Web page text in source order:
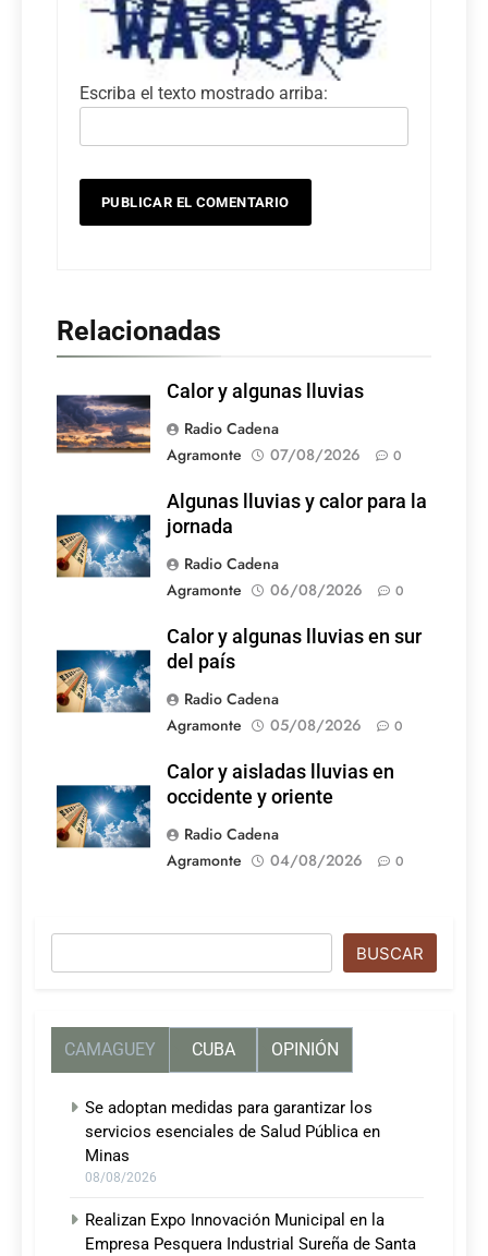
Escriba el texto mostrado arriba:
Relacionadas
Calor y algunas lluvias
Radio Cadena
Agramonte
07/08/2026 0
Algunas lluvias y calor para la
jornada
Radio Cadena
Agramonte
06/08/2026 0
Calor y algunas lluvias en sur
del país
Radio Cadena
Agramonte
05/08/2026 0
Calor y aisladas lluvias en
occidente y oriente
Radio Cadena
Agramonte
04/08/2026 0
BUSCAR
CAMAGUEY CUBA OPINIÓN
Se adoptan medidas para garantizar los
servicios esenciales de Salud Pública en
Minas
08/08/2026
Realizan Expo Innovación Municipal en la
Empresa Pesquera Industrial Sureña de Santa